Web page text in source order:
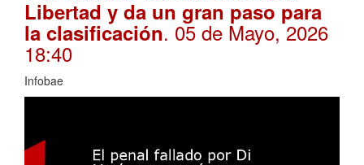
Libertad y da un gran paso para
la clasificación. 05 de Mayo, 2026
18:40
Infobae